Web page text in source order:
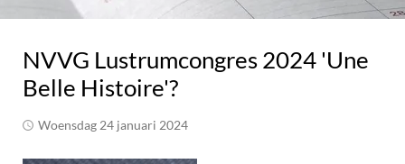
NVVG Lustrumcongres 2024 'Une
Belle Histoire'?
woensdag 24 januari 2024